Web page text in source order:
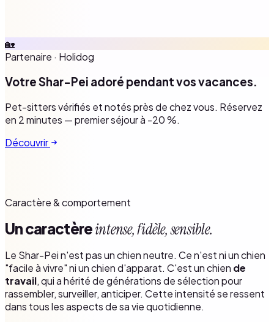
🏡
Partenaire · Holidog
Votre Shar-Pei adoré pendant vos vacances.
Pet-sitters vérifiés et notés près de chez vous. Réservez
en 2 minutes — premier séjour à -20 %.
Découvrir
Caractère & comportement
Un caractèreintense, fidèle, sensible.
Le Shar-Pei n'est pas un chien neutre. Ce n'est ni un chien
"facile à vivre" ni un chien d'apparat. C'est un chien de
travail, qui a hérité de générations de sélection pour
rassembler, surveiller, anticiper. Cette intensité se ressent
dans tous les aspects de sa vie quotidienne.